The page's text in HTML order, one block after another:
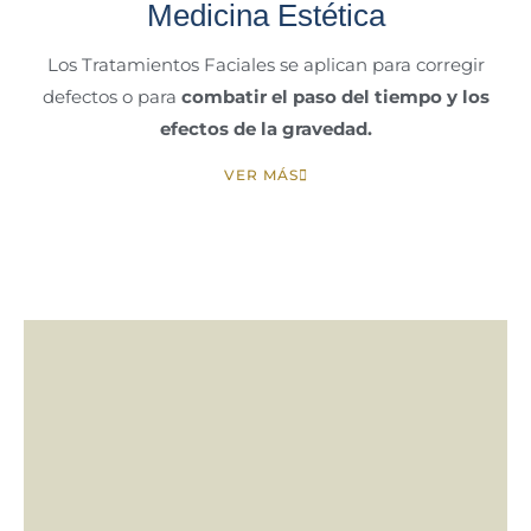
Medicina Estética
Los Tratamientos Faciales se aplican para corregir
defectos o para combatir el paso del tiempo y los
efectos de la gravedad.
VER MÁS